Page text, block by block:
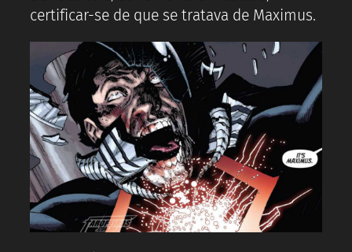
certificar-se de que se tratava de Maximus.